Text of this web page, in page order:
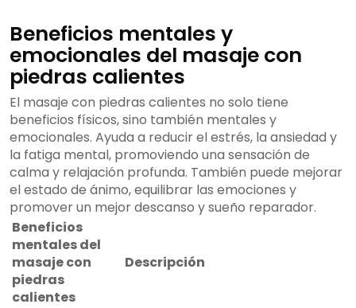
Beneficios mentales y
emocionales del masaje con
piedras calientes
El masaje con piedras calientes no solo tiene
beneficios físicos, sino también mentales y
emocionales. Ayuda a reducir el estrés, la ansiedad y
la fatiga mental, promoviendo una sensación de
calma y relajación profunda. También puede mejorar
el estado de ánimo, equilibrar las emociones y
promover un mejor descanso y sueño reparador.
Beneficios
mentales del
masaje con
piedras
calientes
Descripción